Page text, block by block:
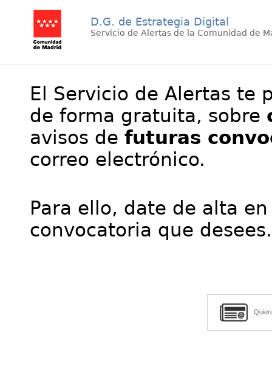
D.G. de Estrategia Digital
Servicio de Alertas de la Comunidad de
El Servicio de Alertas te
de forma gratuita, sobre
avisos de futuras
correo electrónico.
Para ello, date de alta
convocatoria que desees.